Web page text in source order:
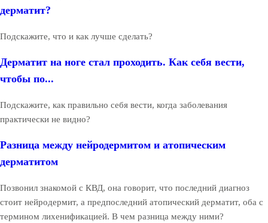
дерматит?
Подскажите, что и как лучше сделать?
Дерматит на ноге стал проходить. Как себя вести,
чтобы по...
Подскажите, как правильно себя вести, когда заболевания
практически не видно?
Разница между нейродермитом и атопическим
дерматитом
Позвонил знакомой с КВД, она говорит, что последний диагноз
стоит нейродермит, а предпоследний атопический дерматит, оба с
термином лихенификацией. В чем разница между ними?